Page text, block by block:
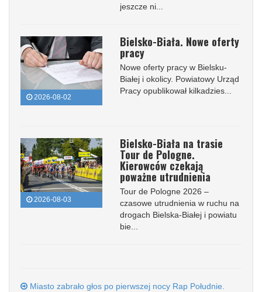
jeszcze ni...
2026-08-02
Bielsko-Biała. Nowe oferty
pracy
Nowe oferty pracy w Bielsku-
Białej i okolicy. Powiatowy Urząd
Pracy opublikował kilkadzies...
2026-08-03
Bielsko-Biała na trasie
Tour de Pologne.
Kierowców czekają
poważne utrudnienia
Tour de Pologne 2026 –
czasowe utrudnienia w ruchu na
drogach Bielska-Białej i powiatu
bie...
Miasto zabrało głos po pierwszej nocy Rap Południe.